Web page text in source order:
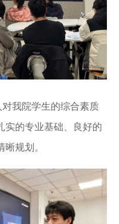
我院学生的综合素质
实的专业基础、良好的
规划。